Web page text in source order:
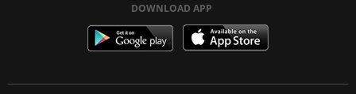
DOWNLOAD APP